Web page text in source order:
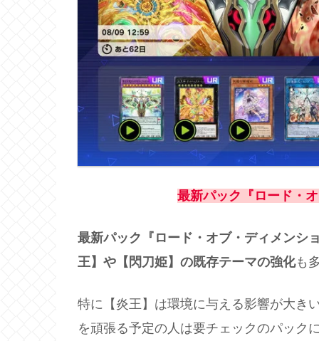
最新パック『ロード・
最新パック『ロード・オブ・ディメンシ
王】や【閃刀姫】の既存テーマの強化も
特に【炎王】は環境に与える影響が大き
を頑張る予定の人は要チェックのパック